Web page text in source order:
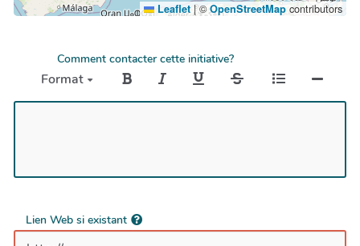
Leaflet |©OpenStreetMap contributors
Comment contacter cette initiative?
Format
Lien Web si existant